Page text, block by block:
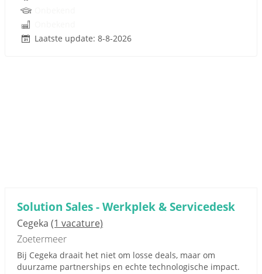
Laatste update: 8-8-2026
Solution Sales - Werkplek & Servicedesk
Cegeka (1 vacature)
Zoetermeer
Bij Cegeka draait het niet om losse deals, maar om
duurzame partnerships en echte technologische impact.